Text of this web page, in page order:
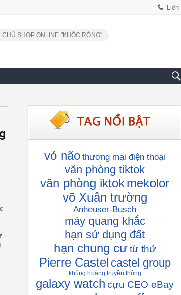
Liên
CHỦ SHOP ONLINE "KHÓC RÒNG"
vỏ não thương mại điện thoại
văn phòng tiktok
văn phòng iktokmekolor
võ Xuân trường
Anheuser-Busch
máy quang khắc
hạn sử dụng đất
hạn chung cư từ thứ
Pierre Castel castel group
khủng hoàng truyền thông
galaxy watch cựu CEO eBay